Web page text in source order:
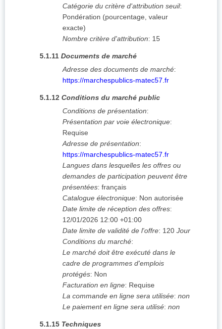
Catégorie du critère d'attribution seuil:
Pondération (pourcentage, valeur
exacte)
Nombre critère d'attribution: 15
5.1.11 Documents de marché
Adresse des documents de marché:
https://marchespublics-matec57.fr
5.1.12 Conditions du marché public
Conditions de présentation:
Présentation par voie électronique:
Requise
Adresse de présentation:
https://marchespublics-matec57.fr
Langues dans lesquelles les offres ou
demandes de participation peuvent être
présentées: français
Catalogue électronique: Non autorisée
Date limite de réception des offres:
12/01/2026 12:00 +01:00
Date limite de validité de l'offre: 120 Jour
Conditions du marché:
Le marché doit être exécuté dans le
cadre de programmes d'emplois
protégés: Non
Facturation en ligne: Requise
La commande en ligne sera utilisée: non
Le paiement en ligne sera utilisé: non
5.1.15 Techniques